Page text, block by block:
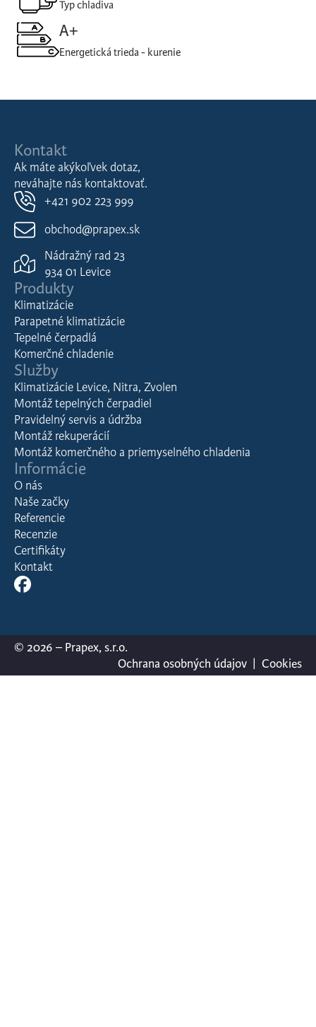
Typ chladiva
A+
Energetická trieda - kurenie
Kontakt
Ak máte akýkoľvek dotaz,
neváhajte nás kontaktovať.
+421 902 223 999
obchod@prapex.sk
Nádražný rad 23
934 01 Levice
Produkty
Klimatizácie
Parapetné klimatizácie
Tepelné čerpadlá
Komerčné chladenie
Služby
Klimatizácie Levice, Nitra, Zvolen
Montáž tepelných čerpadiel
Pravidelný servis a údržba
Montáž rekuperácií
Montáž komerčného a priemyselného chladenia
Informácie
O nás
Naše začky
Referencie
Recenzie
Certifikáty
Kontakt
© 2026 – Prapex, s.r.o.
Ochrana osobných údajov | Cookies